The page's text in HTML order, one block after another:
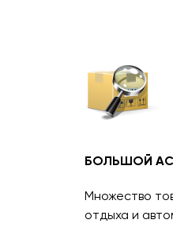
БОЛЬШОЙ
Множество
отдыха и